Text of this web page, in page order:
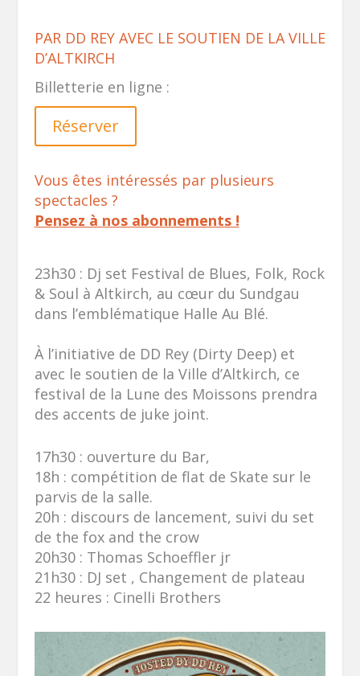
PAR DD REY AVEC LE SOUTIEN DE LA VILLE
D’ALTKIRCH
Billetterie en ligne :
Réserver
Vous êtes intéressés par plusieurs
spectacles ?
Pensez à nos abonnements !
23h30 : Dj set Festival de Blues, Folk, Rock
& Soul à Altkirch, au cœur du Sundgau
dans l’emblématique Halle Au Blé.
À l’initiative de DD Rey (Dirty Deep) et
avec le soutien de la Ville d’Altkirch, ce
festival de la Lune des Moissons prendra
des accents de juke joint.
17h30 : ouverture du Bar,
18h : compétition de flat de Skate sur le
parvis de la salle.
20h : discours de lancement, suivi du set
de the fox and the crow
20h30 : Thomas Schoeffler jr
21h30 : DJ set , Changement de plateau
22 heures : Cinelli Brothers